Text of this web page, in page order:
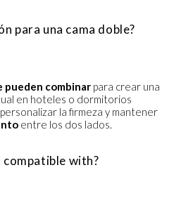
para una cama doble?
pueden combinar para crear una
en hoteles o dormitorios
la firmeza y mantener
entre los dos lados.
with?